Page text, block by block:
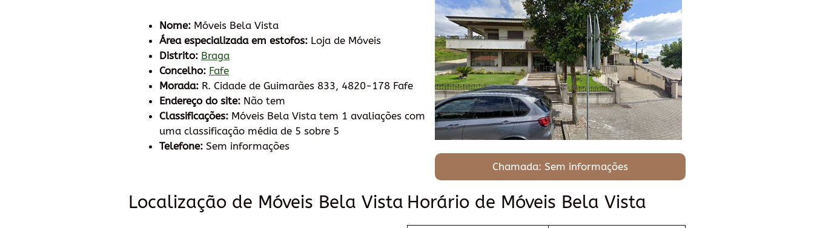
Nome: Móveis Bela Vista
Área especializada em estofos: Loja de Móveis
Distrito: Braga
Concelho: Fafe
Morada: R. Cidade de Guimarães 833, 4820-178 Fafe
Endereço do site: Não tem
Classificações: Móveis Bela Vista tem 1 avaliações com
uma classificação média de 5 sobre 5
Telefone: Sem informações
Chamada: Sem informações
Localização de Móveis Bela Vista Horário de Móveis Bela Vista